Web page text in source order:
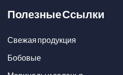
Полезные Ссылки
Свежая продукция
Бобовые